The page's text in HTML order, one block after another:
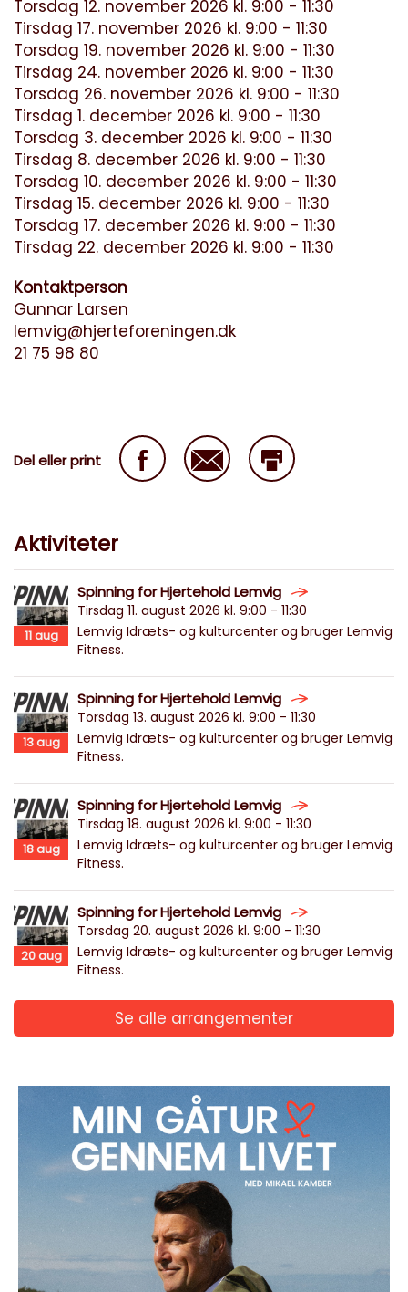
Torsdag 12. november 2026 kl. 9:00 - 11:30
Tirsdag 17. november 2026 kl. 9:00 - 11:30
Torsdag 19. november 2026 kl. 9:00 - 11:30
Tirsdag 24. november 2026 kl. 9:00 - 11:30
Torsdag 26. november 2026 kl. 9:00 - 11:30
Tirsdag 1. december 2026 kl. 9:00 - 11:30
Torsdag 3. december 2026 kl. 9:00 - 11:30
Tirsdag 8. december 2026 kl. 9:00 - 11:30
Torsdag 10. december 2026 kl. 9:00 - 11:30
Tirsdag 15. december 2026 kl. 9:00 - 11:30
Torsdag 17. december 2026 kl. 9:00 - 11:30
Tirsdag 22. december 2026 kl. 9:00 - 11:30
Kontaktperson
Gunnar Larsen
lemvig@hjerteforeningen.dk
21 75 98 80
Del eller print
Aktiviteter
11aug
Spinning for Hjertehold Lemvig
Tirsdag 11. august 2026 kl. 9:00 - 11:30
Lemvig Idræts- og kulturcenter og bruger Lemvig
Fitness.
13aug
Spinning for Hjertehold Lemvig
Torsdag 13. august 2026 kl. 9:00 - 11:30
Lemvig Idræts- og kulturcenter og bruger Lemvig
Fitness.
18aug
Spinning for Hjertehold Lemvig
Tirsdag 18. august 2026 kl. 9:00 - 11:30
Lemvig Idræts- og kulturcenter og bruger Lemvig
Fitness.
20aug
Spinning for Hjertehold Lemvig
Torsdag 20. august 2026 kl. 9:00 - 11:30
Lemvig Idræts- og kulturcenter og bruger Lemvig
Fitness.
Se alle arrangementer